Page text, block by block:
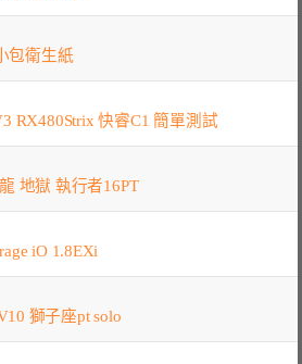
包衛生紙
RX480Strix 快睿C1 簡單測試
地獄 執行者16PT
iO 1.8EXi
獅子座pt solo